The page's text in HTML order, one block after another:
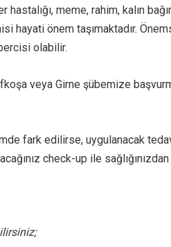
meme, rahim, kalın
hayati önem taşımaktadır.
olabilir.
veya Girne şübemize
fark edilirse, uygulanacak
check-up ile